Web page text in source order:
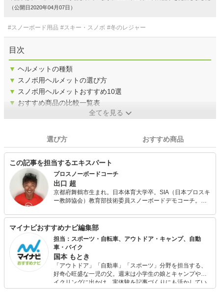
（公開日2020年04月07日）
#スノーボード用品 #スキー・スノボ #冬のレジャー
目次
▼ ヘルメットの種類
▼ スノボ用ヘルメットの選び方
▼ スノボ用ヘルメットおすすめ10選
▼ おすすめ商品の比較一覧表
全てを見る
選び方 おすすめ商品
この記事を担当するエキスパート
プロスノーボードコーチ
出口 超
京都府舞鶴市生まれ。日本体育大学卒。SIA（日本プロスキ
ー教師協会）教育部技術委員スノーボードデモコーチ。力
「もっとカッコ良く滑るスノーボード」(メイツ出版)、「は
じめてでも絶対うまくなるスノーボード」（主婦の友
社）、自費出版によるe-book「もっと優雅にカッコ良く滑
るスノーボード」（Kindle）などがある。 人の骨格やバラ
ンスに応じたレッスン・バインディングのセッティング診
断に定評あり。スノーシーズンは主に、神立スノーリゾー
ト（新潟県）で自身のレッスンプログラム「超塾」を開
催。夏場は地元舞鶴市にてスクーバダイビングとSUPのガ
イドをしている。
マイナビおすすめナビ編集部
担当：スポーツ・自転車、アウトドア・キャンプ、自動
車・バイク
国本 もとき
「アウトドア」「自動車」「スポーツ」分野を担当する、
好奇心旺盛な一児の父。週末は小学生の娘とキャンプやサ
イクリングに出かけ、実体験を記事づくりにも活かしてい
ます。読者の「知りたい」を分かりやすく届けることをモ